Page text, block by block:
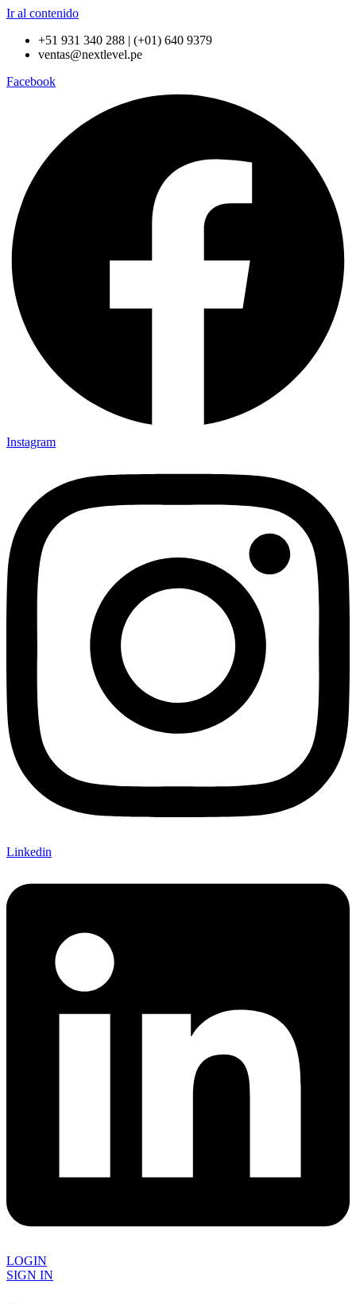
Ir al contenido
+51 931 340 288 | (+01) 640 9379
ventas@nextlevel.pe
Facebook
Instagram
Linkedin
LOGIN
SIGN IN